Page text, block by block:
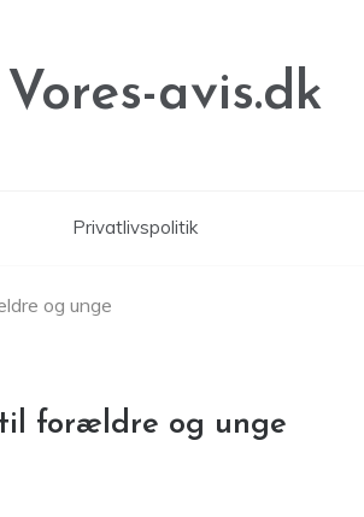
Vores-avis.dk
Privatlivspolitik
og unge
forældre og unge